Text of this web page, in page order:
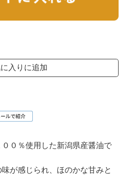
入りに追加
０％使用した新潟県産醤油で
が感じられ、ほのかな甘みと